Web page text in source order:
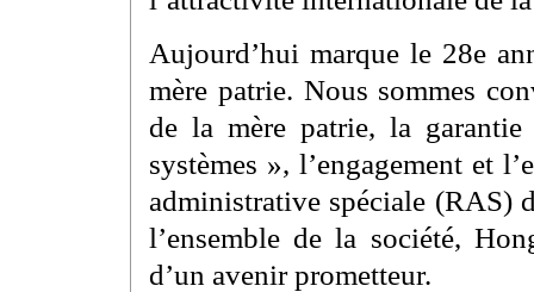
Aujourd’hui marque le 28e
mère patrie. Nous sommes
de la mère patrie, la
systèmes », l’engagement et
administrative spéciale (RAS)
l’ensemble de la société,
d’un avenir prometteur.